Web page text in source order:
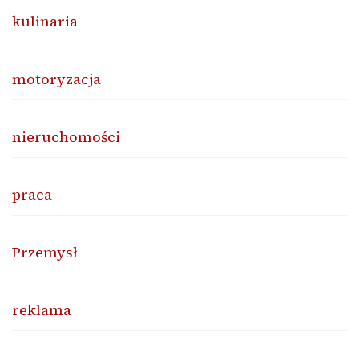
kulinaria
motoryzacja
nieruchomości
praca
Przemysł
reklama